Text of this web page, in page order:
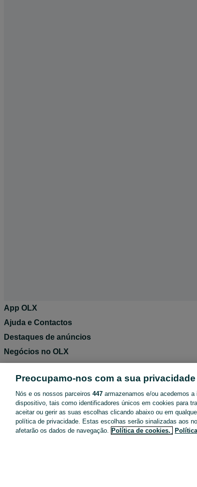
App OLX
Ajuda e Contactos
Destaques de anúncios
Negócios no OLX
Termos de Utilização
Política de Privacidade
Pacotes de anúncios
Entregas OLX
Preocupamo-nos com a sua privacidade
Nós e os nossos parceiros 447 armazenamos e/ou acedemos a
dispositivo, tais como identificadores únicos em cookies para
aceitar ou gerir as suas escolhas clicando abaixo ou em
política de privacidade. Estas escolhas serão sinalizadas aos
afetarão os dados de navegação. Política de cookies,